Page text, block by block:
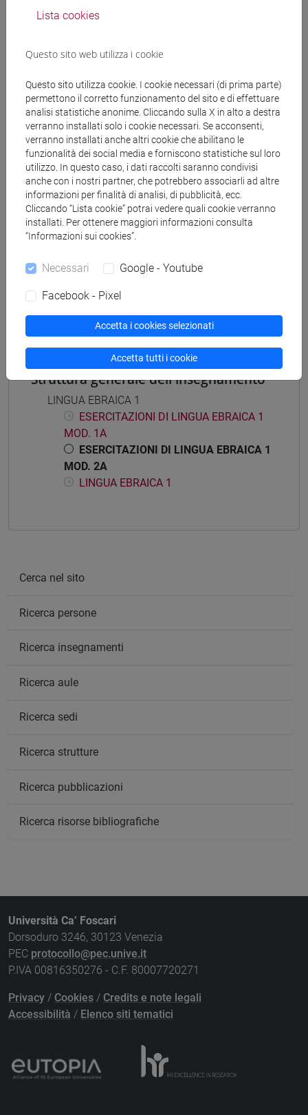
Materiali didattici
Materiali su Moodle
Corsi di studio e percorsi
[LT40] LINGUE, CULTURE E SOCIETÀ DELL'ASIA
E DELL'AFRICA MEDITERRANEA - Laurea
corea/cina/giappone/medio oriente e africa/
eurasia
Mutua da
2A [LT005K]
Struttura generale dell'insegnamento
LINGUA EBRAICA 1
ESERCITAZIONI DI LINGUA EBRAICA 1
MOD. 1A
ESERCITAZIONI DI LINGUA EBRAICA 1
MOD. 2A
LINGUA EBRAICA 1
Cerca nel sito
Ricerca persone
Ricerca insegnamenti
Ricerca aule
Ricerca sedi
Ricerca strutture
Ricerca pubblicazioni
Ricerca risorse bibliografiche
Università Ca’ Foscari
Dorsoduro 3246, 30123 Venezia
PEC protocollo@pec.unive.it
P.IVA 00816350276 - C.F. 80007720271
Privacy / Cookies / Credits e note legali
Accessibilità / Elenco siti tematici
Lista cookies
Questo sito web utilizza i cookie
Questo sito utilizza cookie. I cookie necessari (di prima parte)
permettono il corretto funzionamento del sito e di effettuare
analisi statistiche anonime. Cliccando sulla X in alto a destra
verranno installati solo i cookie necessari. Se acconsenti,
verranno installati anche altri cookie che abilitano le
funzionalità dei social media e forniscono statistiche sul loro
utilizzo. In questo caso, i dati raccolti saranno condivisi
anche con i nostri partner, che potrebbero associarli ad altre
informazioni per finalità di analisi, di pubblicità, ecc.
Cliccando “Lista cookie” potrai vedere quali cookie verranno
installati. Per ottenere maggiori informazioni consulta
“Informazioni sui cookies”.
Necessari Google - Youtube
Facebook - Pixel
Accetta i cookies selezionati
Accetta tutti i cookie